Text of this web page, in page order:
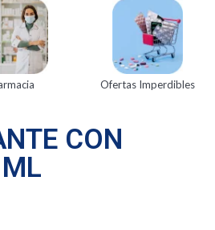
Ofertas Imperdibles
CON